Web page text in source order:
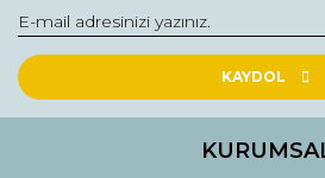
Ürün resmi kalitesiz, bozuk veya
Ürün açıklamasında eksik bilgiler
Ürün fiyatı diğer sitelerden daha pahalı.
KAYDOL